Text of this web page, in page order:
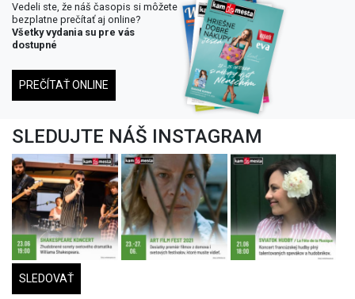
Vedeli ste, že náš časopis si môžete
bezplatne prečítať aj online?
Všetky vydania su pre vás
dostupné
PREČÍTAŤ ONLINE
SLEDUJTE NÁŠ INSTAGRAM
SLEDOVAŤ